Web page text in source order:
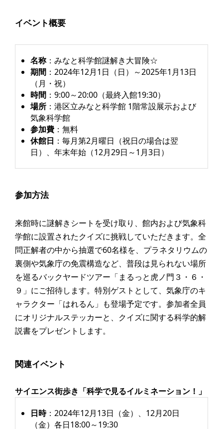
イベント概要
名称：みなと科学館謎解き大冒険☆
期間 ：2024年12月1日（日）～2025年1月13日
（月・祝）
時間 ：9:00～20:00（最終入館19:30）
場所 ：港区立みなと科学館 1階常設展示および
気象科学館
参加費 ：無料
休館日 ：毎月第2月曜日（祝日の場合は翌
日）、年末年始（12月29日～1月3日）
参加方法
来館時に謎解きシートを受け取り、館内および気象科
学館に設置されたクイズに挑戦していただきます。全
問正解者の中から抽選で60名様を、プラネタリウムの
裏側や気象庁の免震構造など、普段は見られない場所
を巡るバックヤードツアー「まるっと虎ノ門３・６・
９」にご招待します。特別ゲストとして、気象庁のキ
ャラクター「はれるん」も登場予定です。参加者全員
にオリジナルステッカーと、クイズに関する科学的解
説書をプレゼントします。
関連イベント
サイエンス街歩き「科学で見るイルミネーション！」
日時：2024年12月13日（金）、12月20日
（金）各日18:00～19:30